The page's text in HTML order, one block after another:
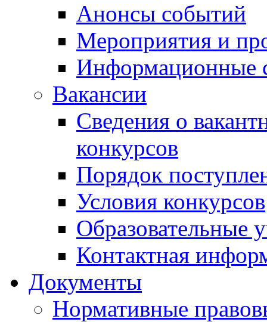
Анонсы событий
Мероприятия и
Информационные
Вакансии
Сведения о
конкурсов
Порядок
Условия конкурсов
Образовательные
Контактная
Документы
Нормативные